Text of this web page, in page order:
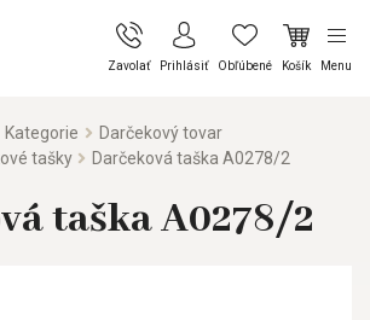
Zavolať Prihlásiť Obľúbené Košík Menu
Kategorie
Darčekový tovar
tašky
Darčeková taška A0278/2
taška A0278/2